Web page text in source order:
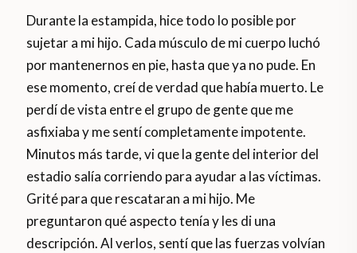
Durante la estampida, hice todo lo posible por
sujetar a mi hijo. Cada músculo de mi cuerpo luchó
por mantenernos en pie, hasta que ya no pude. En
ese momento, creí de verdad que había muerto. Le
perdí de vista entre el grupo de gente que me
asfixiaba y me sentí completamente impotente.
Minutos más tarde, vi que la gente del interior del
estadio salía corriendo para ayudar a las víctimas.
Grité para que rescataran a mi hijo. Me
preguntaron qué aspecto tenía y les di una
descripción. Al verlos, sentí que las fuerzas volvían